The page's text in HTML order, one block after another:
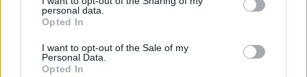
personal data.
Opted In
I want to opt-out of the Sale of my
Personal Data.
Opted In
norėjo daug ką įrodyti.
Tuometiniam MKL direktoriui Martynui